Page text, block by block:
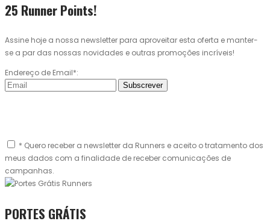
25 Runner Points!
Assine hoje a nossa newsletter para aproveitar esta oferta e manter-
se a par das nossas novidades e outras promoções incríveis!
Endereço de Email*:
Subscrever
* Quero receber a newsletter da Runners e aceito o tratamento dos
meus dados com a finalidade de receber comunicações de
campanhas.
PORTES GRÁTIS